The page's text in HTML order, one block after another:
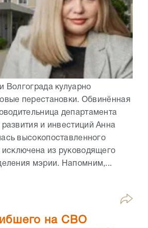
Волгограда кулуарно
перестановки. Обвинённая
департамента
и инвестиций Анна
высокопоставленного
из руководящего
мэрии. Напомним,...
на СВО